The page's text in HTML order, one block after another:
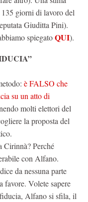
giorni di lavoro del
Giuditta Pini).
spiegatoQUI).
è FALSO che
su un atto di
molti elettori del
la proposta del
Cirinnà? Perché
con Alfano.
da nessuna parte
favore. Volete sapere
Alfano si sfila, il